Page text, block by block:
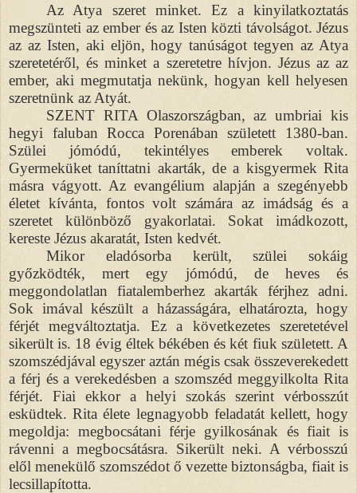
Az Atya szeret minket. Ez a kinyilatkoztatás
megszünteti az ember és az Isten közti távolságot. Jézus
az az Isten, aki eljön, hogy tanúságot tegyen az Atya
szeretetéről, és minket a szeretetre hívjon. Jézus az az
ember, aki megmutatja nekünk, hogyan kell helyesen
szeretnünk az Atyát.
SZENT RITA Olaszországban, az umbriai kis
hegyi faluban Rocca Porenában született 1380-ban.
Szülei jómódú, tekintélyes emberek voltak.
Gyermeküket taníttatni akarták, de a kisgyermek Rita
másra vágyott. Az evangélium alapján a szegényebb
életet kívánta, fontos volt számára az imádság és a
szeretet különböző gyakorlatai. Sokat imádkozott,
kereste Jézus akaratát, Isten kedvét.
Mikor eladósorba került, szülei sokáig
győzködték, mert egy jómódú, de heves és
meggondolatlan fiatalemberhez akarták férjhez adni.
Sok imával készült a házasságára, elhatározta, hogy
férjét megváltoztatja. Ez a következetes szeretetével
sikerült is. 18 évig éltek békében és két fiuk született. A
szomszédjával egyszer aztán mégis csak összeverekedett
a férj és a verekedésben a szomszéd meggyilkolta Rita
férjét. Fiai ekkor a helyi szokás szerint vérbosszút
esküdtek. Rita élete legnagyobb feladatát kellett, hogy
megoldja: megbocsátani férje gyilkosának és fiait is
rávenni a megbocsátásra. Sikerült neki. A vérbosszú
elől menekülő szomszédot ő vezette biztonságba, fiait is
lecsillapította.